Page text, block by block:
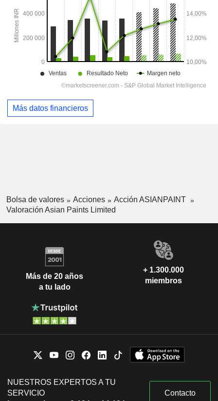
Más datos financieros
Bolsa de valores Acciones
Acción ASIANPAINT
Valoración Asian Paints Limited
Más de 20 años
a tu lado
+ 1.300.000
miembros
NUESTROS EXPERTOS A TU
SERVICIO
Contacto